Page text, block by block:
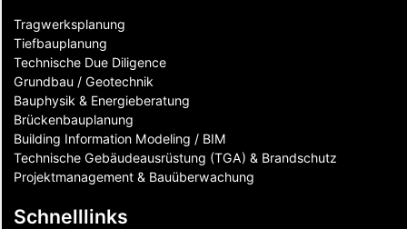
Tragwerksplanung
Tiefbauplanung
Technische Due Diligence
Grundbau / Geotechnik
Bauphysik & Energieberatung
Brückenbauplanung
Building Information Modeling / BIM
Technische Gebäudeausrüstung (TGA) & Brandschutz
Projektmanagement & Bauüberwachung
Schnelllinks